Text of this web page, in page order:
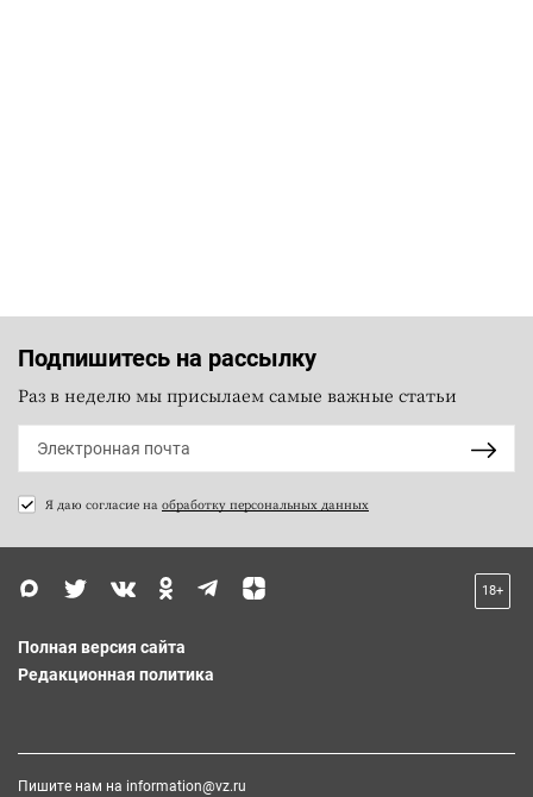
Подпишитесь на рассылку
Раз в неделю мы присылаем самые важные статьи
Я даю согласие на обработку персональных данных
18+
Полная версия сайта
Редакционная политика
Пишите нам на information@vz.ru